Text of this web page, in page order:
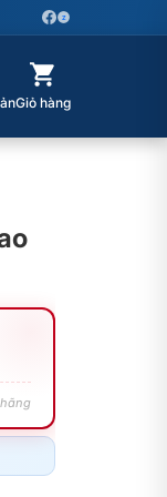
Z
Giỏ hàng